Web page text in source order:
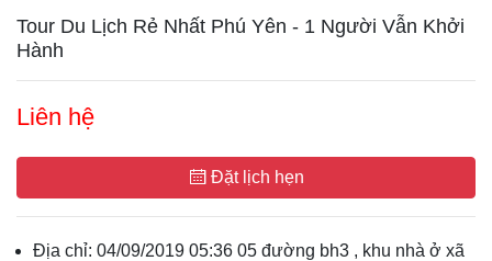
Tour Du Lịch Rẻ Nhất Phú Yên - 1 Người Vẫn Khởi
Hành
Liên hệ
Đặt lịch hẹn
Địa chỉ: 04/09/2019 05:36 05 đường bh3 , khu nhà ở xã